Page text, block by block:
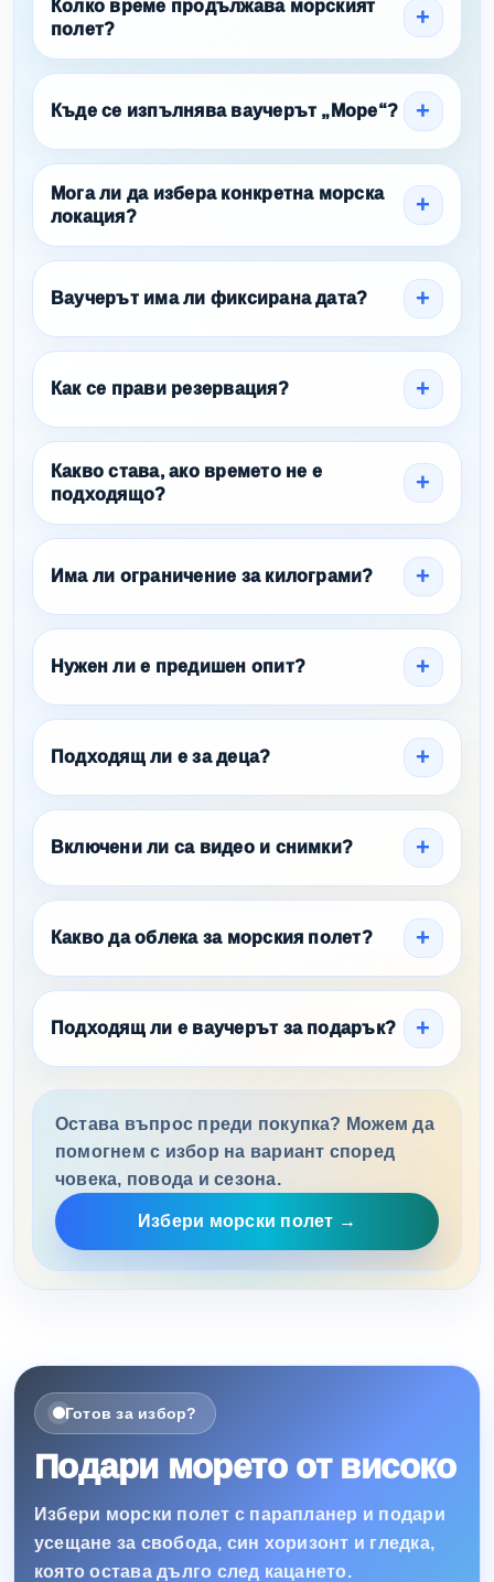
Колко време продължава морският
полет?
Къде се изпълнява ваучерът „Море“?
Мога ли да избера конкретна морска
локация?
Ваучерът има ли фиксирана дата?
Как се прави резервация?
Какво става, ако времето не е
подходящо?
Има ли ограничение за килограми?
Нужен ли е предишен опит?
Подходящ ли е за деца?
Включени ли са видео и снимки?
Какво да облека за морския полет?
Подходящ ли е ваучерът за подарък?
Остава въпрос преди покупка? Можем да
помогнем с избор на вариант според
човека, повода и сезона.
Избери морски полет →
Готов за избор?
Подари морето от високо
Избери морски полет с парапланер и подари
усещане за свобода, син хоризонт и гледка,
която остава дълго след кацането.